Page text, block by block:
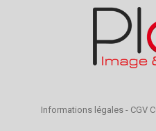
Informations légales- CGV